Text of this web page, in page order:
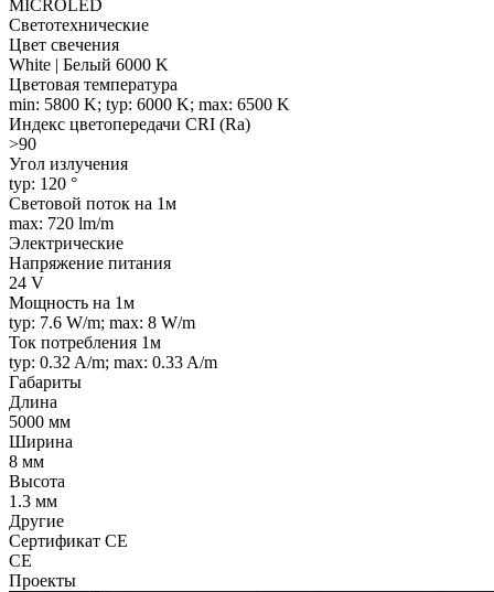
MICROLED
Светотехнические
Цвет свечения
White | Белый 6000 K
Цветовая температура
min: 5800 K; typ: 6000 K; max: 6500 K
Индекс цветопередачи CRI (Ra)
>90
Угол излучения
typ: 120 °
Световой поток на 1м
max: 720 lm/m
Электрические
Напряжение питания
24 V
Мощность на 1м
typ: 7.6 W/m; max: 8 W/m
Ток потребления 1м
typ: 0.32 A/m; max: 0.33 A/m
Габариты
Длина
5000 мм
Ширина
8 мм
Высота
1.3 мм
Другие
Сертификат CE
CE
Проекты